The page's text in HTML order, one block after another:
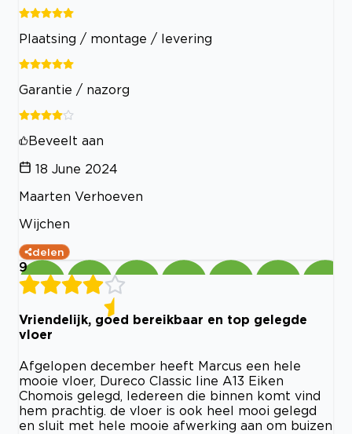
Plaatsing / montage / levering
Garantie / nazorg
Beveelt aan
18 June 2024
Maarten Verhoeven
Wijchen
delen
9
Vriendelijk, goed bereikbaar en top gelegde
vloer
Afgelopen december heeft Marcus een hele
mooie vloer, Dureco Classic line A13 Eiken
Chomois gelegd, Iedereen die binnen komt vind
hem prachtig. de vloer is ook heel mooi gelegd
en sluit met hele mooie afwerking aan om buizen